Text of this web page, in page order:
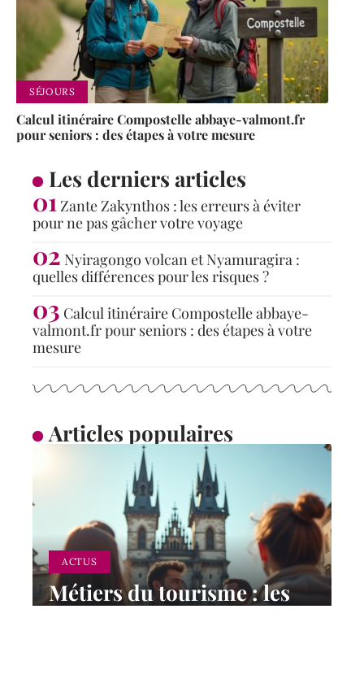
SÉJOURS
Calcul itinéraire Compostelle abbaye-valmont.fr
pour seniors : des étapes à votre mesure
Les derniers articles
Zante Zakynthos : les erreurs à éviter
pour ne pas gâcher votre voyage
Nyiragongo volcan et Nyamuragira :
quelles différences pour les risques ?
Calcul itinéraire Compostelle abbaye-
valmont.fr pour seniors : des étapes à votre
mesure
Articles populaires
ACTUS
Métiers du tourisme : les
plus adaptés pour une